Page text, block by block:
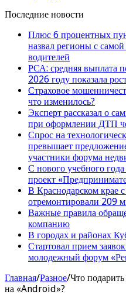
Последние новости
Плюс 6 процентных
назвал регионы с
водителей
РСА: средняя выплата
2026 году показала
Страховое
что изменилось?
Эксперт рассказал о
при оформлении ДТП
Спрос на
превышает
участники форума
С нового учебного
проект
В Краснодарском крае
отремонтировали 209
Важные правила
компанию
В городах и районах
Стартовал прием
молодежный форум
Главная/Разное/Что
на «Android»?